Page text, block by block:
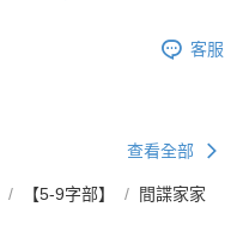
客服
查看全部
【5-9字部】
間諜家家